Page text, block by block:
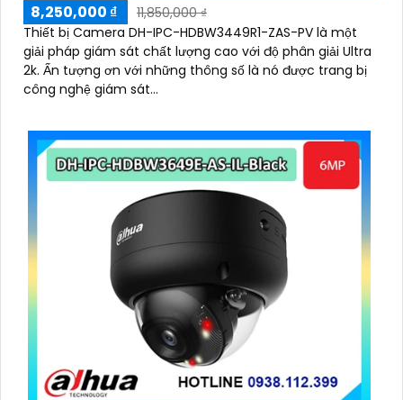
8,250,000 ₫
11,850,000 ₫
Thiết bị Camera DH-IPC-HDBW3449R1-ZAS-PV là một
giải pháp giám sát chất lượng cao với độ phân giải Ultra
2k. Ấn tượng ơn với những thông số là nó được trang bị
công nghệ giám sát...